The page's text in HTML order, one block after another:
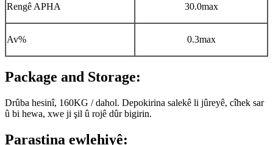
Rengê APHA 30.0max
Av% 0.3max
Package and Storage:
Drûba hesinî, 160KG / dahol. Depokirina salekê li jûreyê, cîhek sar
û bi hewa, xwe ji şil û rojê dûr bigirin.
Parastina ewlehiyê: